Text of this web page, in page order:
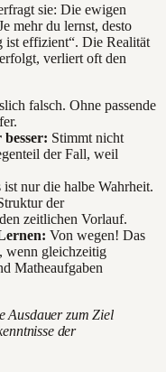
sie: Die ewigen
mehr du lernst, desto
ist effizient“. Die Realität
verliert oft den
falsch. Ohne passende
Stimmt nicht
der Fall, weil
ist nur die halbe Wahrheit.
der
zeitlichen Vorlauf.
Von wegen! Das
wenn gleichzeitig
Matheaufgaben
Ausdauer zum Ziel
der